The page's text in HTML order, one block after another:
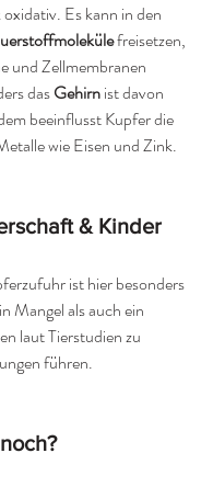
Es kann in den
freisetzen,
und Zellmembranen
das Gehirn ist davon
beeinflusst Kupfer die
wie Eisen und Zink.
& Kinder
ist hier besonders
Mangel als auch ein
laut Tierstudien zu
führen.